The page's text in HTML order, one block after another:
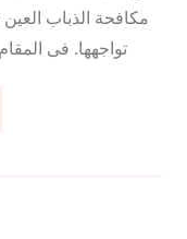
مكافحة الذباب
تواجهها. فى